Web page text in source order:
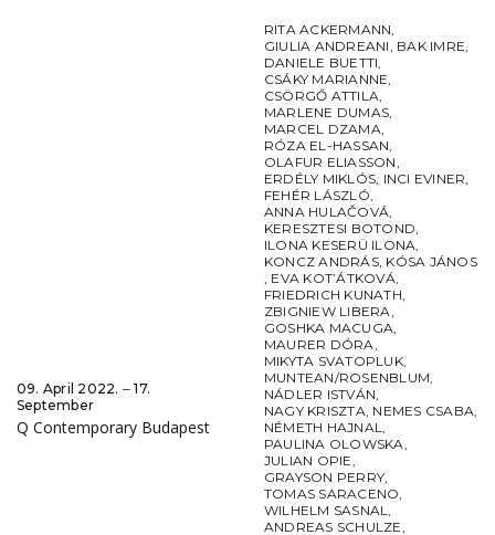
09. April 2022. ‒ 17.
September
Q Contemporary Budapest
RITA ACKERMANN,
GIULIA ANDREANI, BAK IMRE,
DANIELE BUETTI,
CSÁKY MARIANNE,
CSÖRGŐ ATTILA,
MARLENE DUMAS,
MARCEL DZAMA,
RÓZA EL-HASSAN,
OLAFUR ELIASSON,
ERDÉLY MIKLÓS, INCI EVINER,
FEHÉR LÁSZLÓ,
ANNA HULAČOVÁ,
KERESZTESI BOTOND,
ILONA KESERÜ ILONA,
KONCZ ANDRÁS, KÓSA JÁNOS
, EVA KOT’ÁTKOVÁ,
FRIEDRICH KUNATH,
ZBIGNIEW LIBERA,
GOSHKA MACUGA,
MAURER DÓRA,
MIKYTA SVATOPLUK,
MUNTEAN/ROSENBLUM,
NÁDLER ISTVÁN,
NAGY KRISZTA, NEMES CSABA,
NÉMETH HAJNAL,
PAULINA OLOWSKA,
JULIAN OPIE,
GRAYSON PERRY,
TOMAS SARACENO,
WILHELM SASNAL,
ANDREAS SCHULZE,